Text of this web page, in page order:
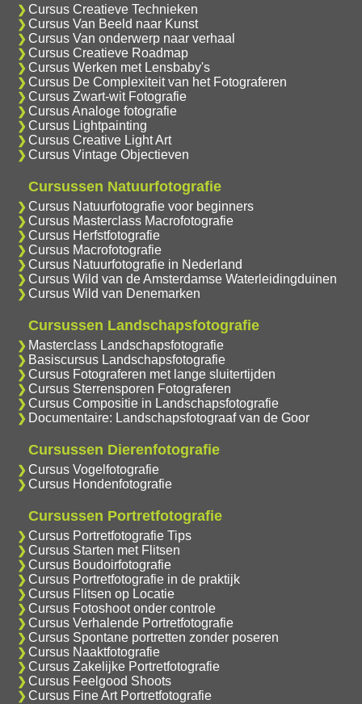
Cursus Creatieve Technieken
Cursus Van Beeld naar Kunst
Cursus Van onderwerp naar verhaal
Cursus Creatieve Roadmap
Cursus Werken met Lensbaby's
Cursus De Complexiteit van het Fotograferen
Cursus Zwart-wit Fotografie
Cursus Analoge fotografie
Cursus Lightpainting
Cursus Creative Light Art
Cursus Vintage Objectieven
Cursussen Natuurfotografie
Cursus Natuurfotografie voor beginners
Cursus Masterclass Macrofotografie
Cursus Herfstfotografie
Cursus Macrofotografie
Cursus Natuurfotografie in Nederland
Cursus Wild van de Amsterdamse Waterleidingduinen
Cursus Wild van Denemarken
Cursussen Landschapsfotografie
Masterclass Landschapsfotografie
Basiscursus Landschapsfotografie
Cursus Fotograferen met lange sluitertijden
Cursus Sterrensporen Fotograferen
Cursus Compositie in Landschapsfotografie
Documentaire: Landschapsfotograaf van de Goor
Cursussen Dierenfotografie
Cursus Vogelfotografie
Cursus Hondenfotografie
Cursussen Portretfotografie
Cursus Portretfotografie Tips
Cursus Starten met Flitsen
Cursus Boudoirfotografie
Cursus Portretfotografie in de praktijk
Cursus Flitsen op Locatie
Cursus Fotoshoot onder controle
Cursus Verhalende Portretfotografie
Cursus Spontane portretten zonder poseren
Cursus Naaktfotografie
Cursus Zakelijke Portretfotografie
Cursus Feelgood Shoots
Cursus Fine Art Portretfotografie